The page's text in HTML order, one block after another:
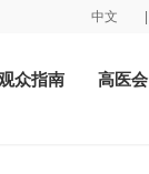
中文
众指南 高医会